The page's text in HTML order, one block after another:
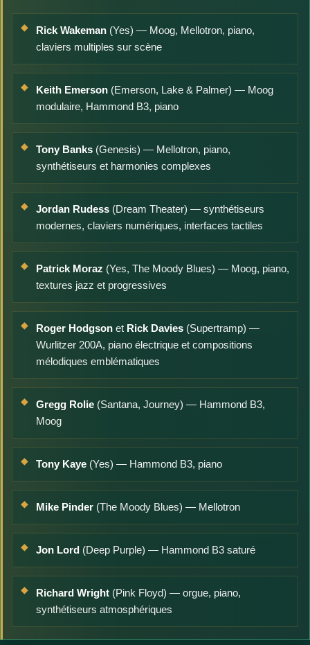
Rick Wakeman (Yes) — Moog, Mellotron, piano,
claviers multiples sur scène
Keith Emerson (Emerson, Lake & Palmer) — Moog
modulaire, Hammond B3, piano
Tony Banks (Genesis) — Mellotron, piano,
synthétiseurs et harmonies complexes
Jordan Rudess (Dream Theater) — synthétiseurs
modernes, claviers numériques, interfaces tactiles
Patrick Moraz (Yes, The Moody Blues) — Moog, piano,
textures jazz et progressives
Roger Hodgson et Rick Davies (Supertramp) —
Wurlitzer 200A, piano électrique et compositions
mélodiques emblématiques
Gregg Rolie (Santana, Journey) — Hammond B3,
Moog
Tony Kaye (Yes) — Hammond B3, piano
Mike Pinder (The Moody Blues) — Mellotron
Jon Lord (Deep Purple) — Hammond B3 saturé
Richard Wright (Pink Floyd) — orgue, piano,
synthétiseurs atmosphériques